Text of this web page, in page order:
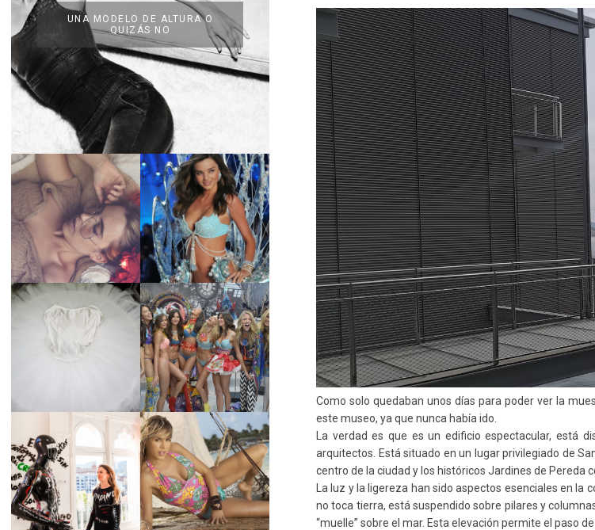
Como solo quedaban unos días para poder ver la
este museo, ya que nunca había ido.
La verdad es que es un edificio espectacular, está
arquitectos. Está situado en un lugar privilegiado de
centro de la ciudad y los históricos Jardines de Pereda
La luz y la ligereza han sido aspectos esenciales en
no toca tierra, está suspendido sobre pilares y
“muelle” sobre el mar. Esta elevación permite el paso
UNA MODELO DE ALTURA O
QUIZÁS NO
LA BAILARINA
BLANCA DE LA
CRUZ O COMO
REINVENTARSE
ANTE LA
ADVERSIDAD.
LA ALTURA DE LAS
MODELOS MAS
ALTAS
TUTORIAL PARA
HACER UN TUTÚ
DE BALLET DE
¿QUIERES SABER
LA EDAD Y ALTURA
DE LAS MODELOS
VICTORIA'S
SECRET 2017?
MARGA GONZÁLEZ
Y ELIA FERNÁNDEZ
DIALOGAN EN
ESPACIO DEL
ANONIMATO, LA
CASA ROSA DE
OVIEDO
LA ALTURA DE LAS
MODELOS MAS
BAJITAS